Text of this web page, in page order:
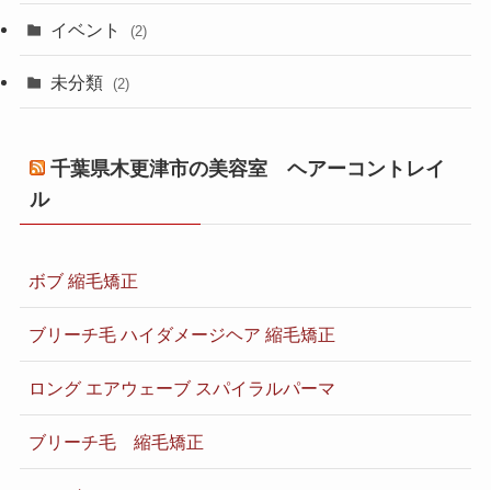
イベント (2)
未分類 (2)
千葉県木更津市の美容室 ヘアーコントレイ
ル
ボブ 縮毛矯正
ブリーチ毛 ハイダメージヘア 縮毛矯正
ロング エアウェーブ スパイラルパーマ
ブリーチ毛 縮毛矯正